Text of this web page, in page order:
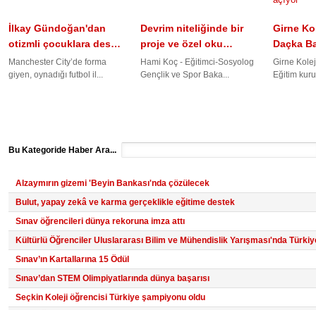
İlkay Gündoğan'dan
otizmli çocuklara des…
Manchester City’de forma
giyen, oynadığı futbol il...
Devrim niteliğinde bir
proje ve özel oku…
Hami Koç - Eğitimci-Sosyolog
Gençlik ve Spor Baka...
Girne
Daçka
Girne
Eğitim
Bu Kategoride Haber Ara...
Alzaymırın gizemi 'Beyin Bankası'nda çözülecek
Bulut, yapay zekâ ve karma gerçeklikle eğitime destek
Sınav öğrencileri dünya rekoruna imza attı
Kültürlü Öğrenciler Uluslararası Bilim ve Mühendislik Yarışması'nda
Sınav’ın Kartallarına 15 Ödül
Sınav’dan STEM Olimpiyatlarında dünya başarısı
Seçkin Koleji öğrencisi Türkiye şampiyonu oldu